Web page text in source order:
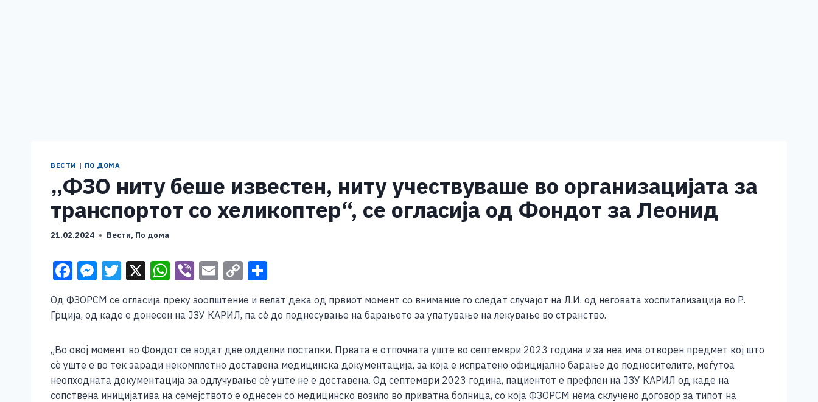
ВЕСТИ | ПО ДОМА
„ФЗО ниту беше известен, ниту учествуваше во организацијата за
транспортот со хеликоптер“, се огласија од Фондот за Леонид
21.02.2024 Вести, По дома
F
a
c
e
b
o
o
M
e
ss
n
g
er
T
tt
er
X W
at
A
p
p
Vi
er
E
ai
C
p
Li
n
k
ar
e
Од ФЗОРСМ се огласија преку зоопштение и велат дека од првиот момент со внимание го следат случајот на Л.И. од неговата хоспитализација во Р.
Грција, од каде е донесен на ЈЗУ КАРИЛ, па сѐ до поднесување на барањето за упатување на лекување во странство.
„Во овој момент во Фондот се водат две одделни постапки. Првата е отпочната уште во септември 2023 година и за неа има отворен предмет кој што
сѐ уште е во тек заради некомплетно доставенa медицинска документација, за која е испратено официјално барање до подносителите, меѓутоа
неопходната документација за одлучување сѐ уште не е доставена. Од септември 2023 година, пациентот е префлен на ЈЗУ КАРИЛ од каде на
сопствена иницијатива на семејството е однесен со медицинско возило во приватна болница, со која ФЗОРСМ нема склучено договор за типот на